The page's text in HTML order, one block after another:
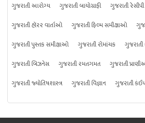
ગુજરાતી આરોગ્ય
ગુજરાતી બાયોગ્રાફી ગુજરાતી રેસીપી
ગુજરાતી હૉરર વાર્તાઓ
ગુજરાતી ફિલ્મ સમીક્ષાઓ
ગુજરાતી પુસ્તક સમીક્ષાઓ
ગુજરાતી રોમાંચક
ગુજરાતી
ગુજરાતી બિઝનેસ
ગુજરાતી રમતગમત
ગુજરાતી
ગુજરાતી જ્યોતિષશાસ્ત્ર
ગુજરાતી વિજ્ઞાન ગુજરાતી